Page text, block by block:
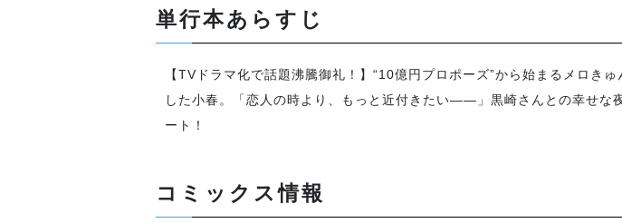
単行本あらすじ
【TVドラマ化で話題沸騰御礼！】“10億円プロポーズ”から始まるメロ
した小春。「恋人の時より、もっと近付きたい――」黒崎さんとの幸せ
ート！
コミックス情報